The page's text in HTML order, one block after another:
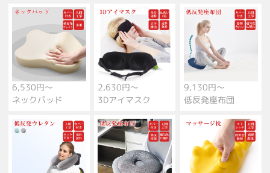
6,530円～
ネックパッド
2,630円～
3Dアイマスク
9,130円～
低反発座布団